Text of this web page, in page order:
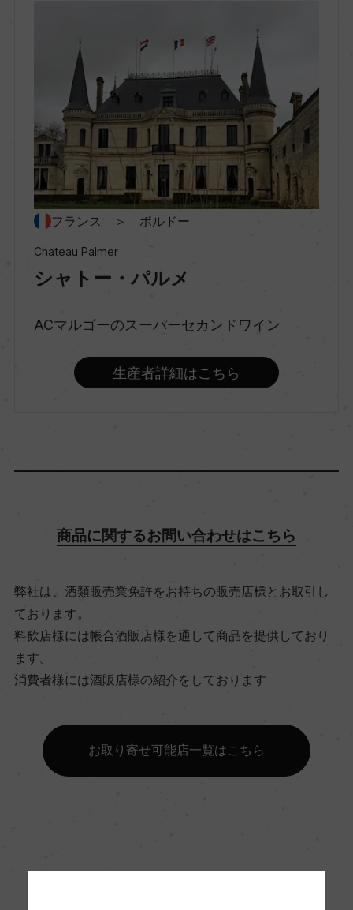
オー・メドック
スティルワイン
味わい
品種（原材料）
メルロー 56%/カベルネ・ソーヴィニヨン 41%/プ
飲み頃温度
ー
海外ワイン専門誌評価歴
フランス ＞ ボルドー
Chateau Palmer
シャトー・パルメ
ACマルゴーのスーパーセカンドワイン
生産者詳細はこちら
商品に関するお問い合わせはこちら
弊社は、酒類販売業免許をお持ちの販売店様とお取引し
ております。
料飲店様には帳合酒販店様を通して商品を提供しており
ます。
消費者様には酒販店様の紹介をしております
お取り寄せ可能店一覧はこちら